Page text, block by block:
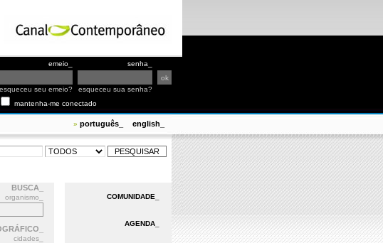
emeio_ senha_
esqueceu seu emeio?
esqueceu sua senha?
mantenha-me conectado
» português_ english_
BUSCA_
organismo_
cidades_
COMUNIDADE_
AGENDA_